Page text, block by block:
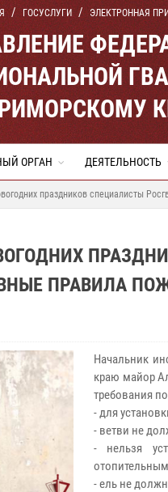
ГОСУСЛУГИ ЭЛЕКТРОННАЯ
ОРГАН ДЕЯТЕЛЬНОСТЬ
праздников специалисты
ПРАВИЛА
Начальник
краю майор
требования
- для
- ветви не
- нельзя
- ель не